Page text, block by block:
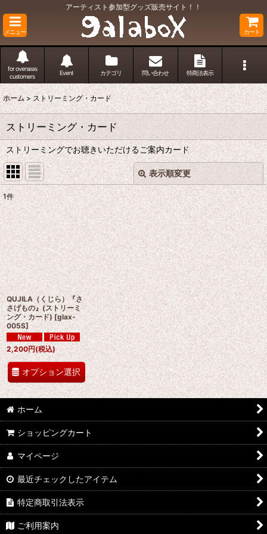
アーティスト参加型グッズ販売サイト！！
メニュー カート
for overseas
customers
Event カテゴリ 問い合わせ 特商法表示
ホーム > ストリーミング・カード
ストリーミング・カード
ストリーミングでお聴きいただけるご案内カード
表示順変更
表示数:
並び順:
絞り込む
閉じる
1件
QUJILA（くじら）『さ
さげもの』(ストリーミ
ング・カード) [glax-
005S]
2,200円(税込)
オプション選択
ホーム
ショッピングカート
マイページ
最近チェックしたアイテム
特定商取引法表示
ご利用案内